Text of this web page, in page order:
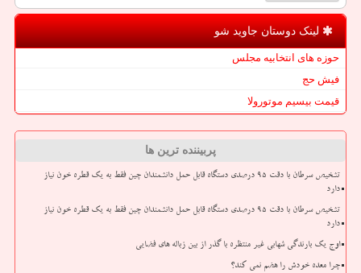
لینک دوستان جاوید شو
حوزه های انتخابیه مجلس
فیش حج
قیمت بیسیم موتورولا
پربیننده ترین ها
تشخیص سرطان با دقت ۹۵ درصدی دستگاه قابل حمل دانشمندان چین فقط به یک قطره خون نیاز
دارد
تشخیص سرطان با دقت ۹۵ درصدی دستگاه قابل حمل دانشمندان چین فقط به یک قطره خون نیاز
دارد
اوج یک بارندگی شهابی غیر منتظره با گذر از بین زباله های فضایی
چرا معده خودش را هضم نمی کند؟